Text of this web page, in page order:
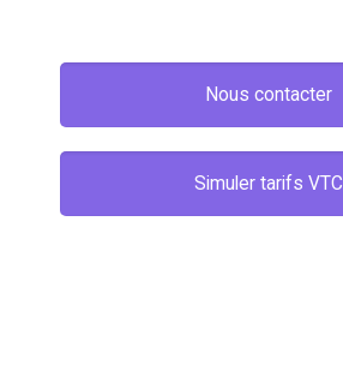
Nous contacter
Simuler tarifs VTC